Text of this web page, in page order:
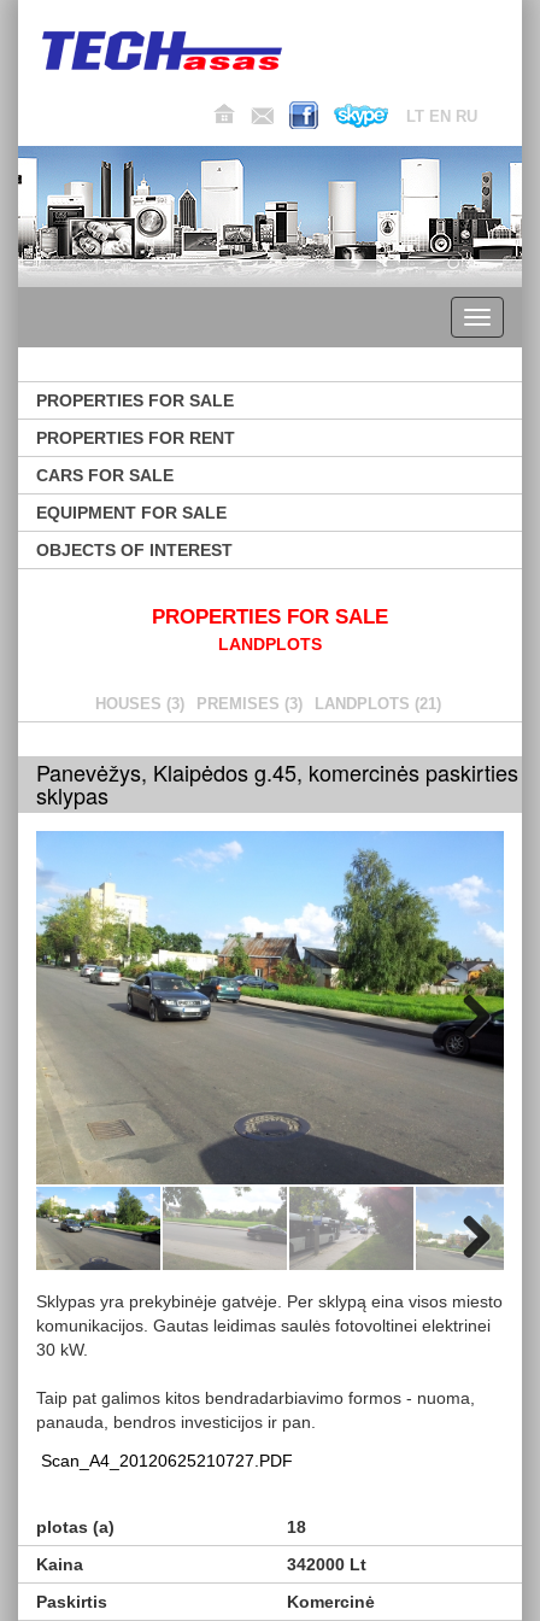
LT EN RU
Toggle
PROPERTIES FOR SALE
PROPERTIES FOR RENT
CARS FOR SALE
EQUIPMENT FOR SALE
OBJECTS OF INTEREST
PROPERTIES FOR SALE
LANDPLOTS
HOUSES (3) PREMISES (3) LANDPLOTS (21)
Panevėžys, Klaipėdos g.45, komercinės paskirties
sklypas
Next
Sklypas yra prekybinėje gatvėje. Per sklypą eina visos miesto
komunikacijos. Gautas leidimas saulės fotovoltinei elektrinei
30 kW.
Taip pat galimos kitos bendradarbiavimo formos - nuoma,
panauda, bendros investicijos ir pan.
Scan_A4_20120625210727.PDF
plotas (a)
18
Kaina
342000 Lt
Paskirtis
Komercinė